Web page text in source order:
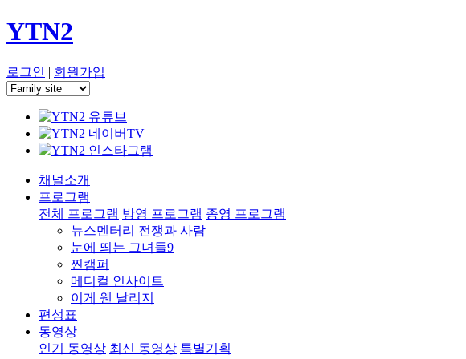
YTN2
로그인 | 회원가입
채널소개
프로그램
전체 프로그램 방영 프로그램 종영 프로그램
뉴스멘터리 전쟁과 사람
눈에 띄는 그녀들9
찐캠퍼
메디컬 인사이트
이게 웬 날리지
편성표
동영상
인기 동영상 최신 동영상 특별기획